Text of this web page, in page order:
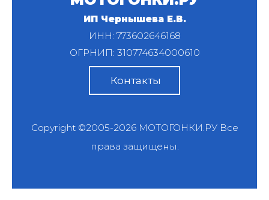
ИП Чернышева Е.В.
ИНН: 773602646168
ОГРНИП: 310774634000610
Контакты
Copyright ©2005-2026 МОТОГОНКИ.РУВсе
права защищены.